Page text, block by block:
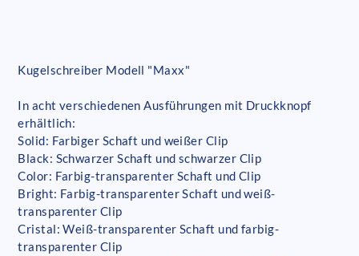
Kugelschreiber Modell "Maxx"
In acht verschiedenen Ausführungen mit Druckknopf
erhältlich:
Solid: Farbiger Schaft und weißer Clip
Black: Schwarzer Schaft und schwarzer Clip
Color: Farbig-transparenter Schaft und Clip
Bright: Farbig-transparenter Schaft und weiß-
transparenter Clip
Cristal: Weiß-transparenter Schaft und farbig-
transparenter Clip